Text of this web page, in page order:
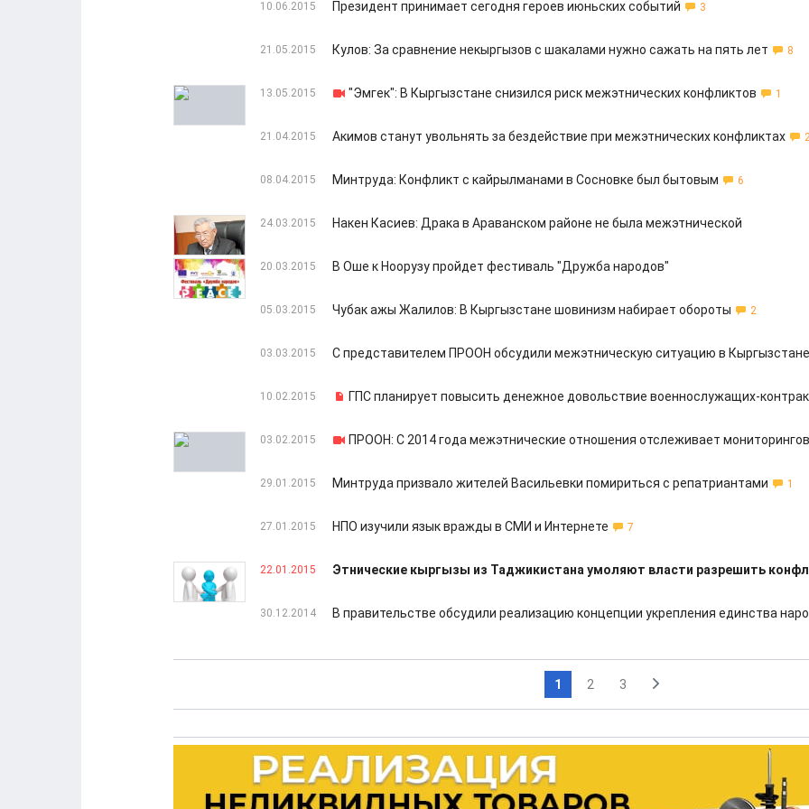
10.06.2015 Президент принимает сегодня героев июньских событий 3
21.05.2015 Кулов: За сравнение некыргызов с шакалами нужно сажать на пять лет 8
13.05.2015 "Эмгек": В Кыргызстане снизился риск межэтнических конфликтов 1
21.04.2015 Акимов станут увольнять за бездействие при межэтнических конфликтах
08.04.2015 Минтруда: Конфликт с кайрылманами в Сосновке был бытовым 6
24.03.2015 Накен Касиев: Драка в Араванском районе не была межэтнической
20.03.2015 В Оше к Ноорузу пройдет фестиваль "Дружба народов"
05.03.2015 Чубак ажы Жалилов: В Кыргызстане шовинизм набирает обороты 2
03.03.2015 С представителем ПРООН обсудили межэтническую ситуацию в Кыргызстане
10.02.2015 ГПС планирует повысить денежное довольствие военнослужащих-
03.02.2015 ПРООН: С 2014 года межэтнические отношения отслеживает
29.01.2015 Минтруда призвало жителей Васильевки помириться с репатриантами 1
27.01.2015 НПО изучили язык вражды в СМИ и Интернете 7
22.01.2015 Этнические кыргызы из Таджикистана умоляют власти разрешить
30.12.2014 В правительстве обсудили реализацию концепции укрепления единства
1 2 3